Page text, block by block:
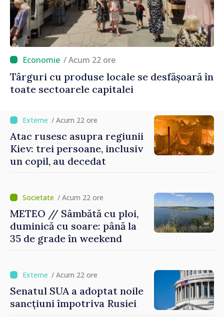
/ Acum 22 ore
Târguri cu produse locale se desfășoară în
toate sectoarele capitalei
/ Acum 22 ore
Atac rusesc asupra regiunii
Kiev: trei persoane, inclusiv
un copil, au decedat
/ Acum 22 ore
METEO // Sâmbătă cu ploi,
duminică cu soare: până la
35 de grade în weekend
/ Acum 22 ore
Senatul SUA a adoptat noile
sancțiuni împotriva Rusiei